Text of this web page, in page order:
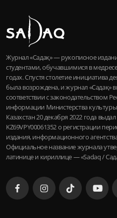
Журнал «Садақ» — рукописное
студентами, обучавшимися в медресе
годах. Спустя столетие инициатива
была возрождена, и журнал «Садақ»
соответствии с законодательством
информации Министерства
Казахстан 20 декабря 2022 года
KZ69VPY00061352 о регистрации
издания, информационного
Официальное название журнала
латинице и кириллице — «Sadaq /